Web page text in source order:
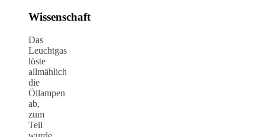
Wissenschaft
Das
Leuchtgas
löste
allmählich
die
Öllampen
ab,
zum
Teil